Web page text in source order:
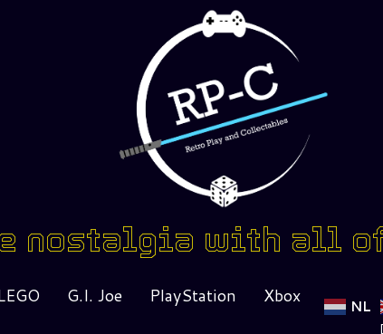
nostalgia with all
G.I. Joe PlayStation
Xbox
NL